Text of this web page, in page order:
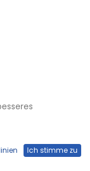
30, 4-
Ich stimme zu